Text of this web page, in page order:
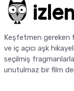
Keşfetmen gereken
ve iç açıcı aşk
seçilmiş
unutulmaz bir film